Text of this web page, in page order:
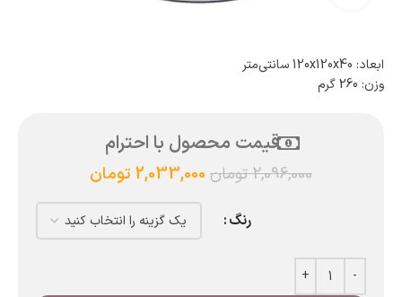
ابعاد: 120x120x40 سانتی‌متر
وزن: 260 گرم
قیمت محصول با احترام
2,096,000تومان 2,033,000 تومان
رنگ